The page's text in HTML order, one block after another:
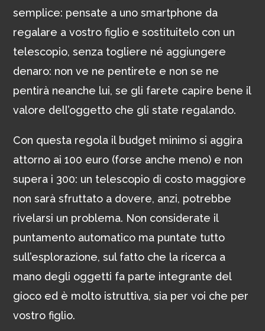
semplice: pensate a uno smartphone da
regalare a vostro figlio e sostituitelo con un
telescopio, senza togliere né aggiungere
denaro: non ve ne pentirete e non se ne
pentirà neanche lui, se gli farete capire bene il
valore dell’oggetto che gli state regalando.
Con questa regola il budget minimo si aggira
attorno ai 100 euro (forse anche meno) e non
supera i 300: un telescopio di costo maggiore
non sarà sfruttato a dovere, anzi, potrebbe
rivelarsi un problema. Non considerate il
puntamento automatico ma puntate tutto
sull’esplorazione, sul fatto che la ricerca a
mano degli oggetti fa parte integrante del
gioco ed è molto istruttiva, sia per voi che per
vostro figlio.